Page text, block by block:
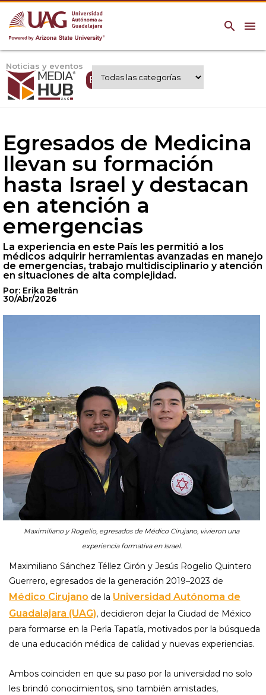
menu
search
Noticias y eventos
Expertos UAG
Egresados de Medicina
llevan su formación
hasta Israel y destacan
en atención a
emergencias
La experiencia en este País les permitió a los
médicos adquirir herramientas avanzadas en manejo
de emergencias, trabajo multidisciplinario y atención
en situaciones de alta complejidad.
Por: Erika Beltrán
30/Abr/2026
Maximiliano y Rogelio, egresados de Médico Cirujano, vivieron una
experiencia formativa en Israel.
Maximiliano Sánchez Téllez Girón y Jesús Rogelio Quintero
Guerrero, egresados de la generación 2019–2023 de
Médico Cirujano de la Universidad Autónoma de
Guadalajara (UAG), decidieron dejar la Ciudad de México
para formarse en la Perla Tapatía, motivados por la búsqueda
de una educación médica de calidad y nuevas experiencias.
Ambos coinciden en que su paso por la universidad no solo
les brindó conocimientos, sino también amistades,